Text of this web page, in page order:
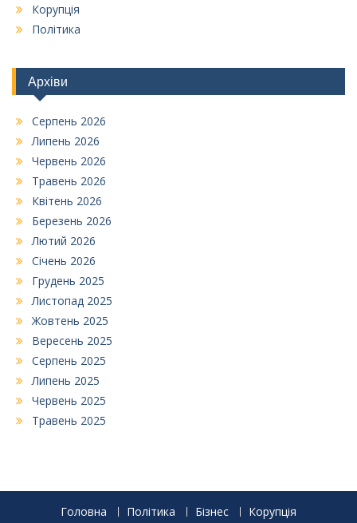
Корупція
Політика
Архіви
Серпень 2026
Липень 2026
Червень 2026
Травень 2026
Квітень 2026
Березень 2026
Лютий 2026
Січень 2026
Грудень 2025
Листопад 2025
Жовтень 2025
Вересень 2025
Серпень 2025
Липень 2025
Червень 2025
Травень 2025
Головна Політика Бізнес
Корупція